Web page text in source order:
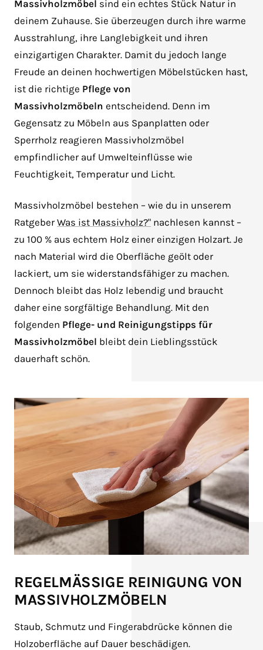
Massivholzmöbel sind ein echtes Stück Natur in
deinem Zuhause. Sie überzeugen durch ihre warme
Ausstrahlung, ihre Langlebigkeit und ihren
einzigartigen Charakter. Damit du jedoch lange
Freude an deinen hochwertigen Möbelstücken hast,
ist die richtige Pflege von
Massivholzmöbeln entscheidend. Denn im
Gegensatz zu Möbeln aus Spanplatten oder
Sperrholz reagieren Massivholzmöbel
empfindlicher auf Umwelteinflüsse wie
Feuchtigkeit, Temperatur und Licht.
Massivholzmöbel bestehen – wie du in unserem
RatgeberWas ist Massivholz?" nachlesen kannst –
zu 100 % aus echtem Holz einer einzigen Holzart. Je
nach Material wird die Oberfläche geölt oder
lackiert, um sie widerstandsfähiger zu machen.
Dennoch bleibt das Holz lebendig und braucht
daher eine sorgfältige Behandlung. Mit den
folgenden Pflege- und Reinigungstipps für
Massivholzmöbel bleibt dein Lieblingsstück
dauerhaft schön.
REGELMÄSSIGE REINIGUNG VON
MASSIVHOLZMÖBELN
Staub, Schmutz und Fingerabdrücke können die
Holzoberfläche auf Dauer beschädigen.